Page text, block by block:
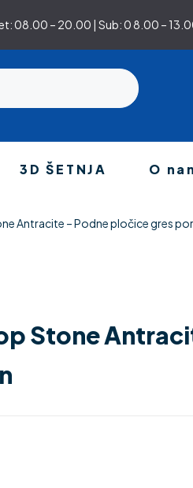
08.00 – 20.00 | Sub: 0 8.00 –
3D ŠETNJA O
Antracite – Podne pločice gres
Stone